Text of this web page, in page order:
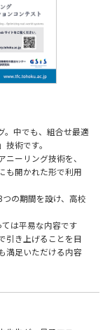
。中でも、組合せ最適
術です。
ーリング技術を、
も開かれた形で利用
の期間を設け、高校
は平易な内容です
引き上げることを目
満足いただける内容